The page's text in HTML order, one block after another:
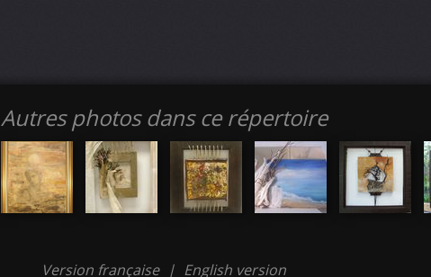
Autres photos dans ce répertoire
Version française | English version